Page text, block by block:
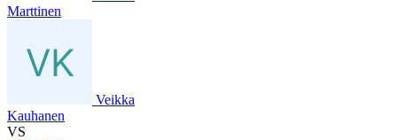
Marttinen
Veikka
Kauhanen
VS